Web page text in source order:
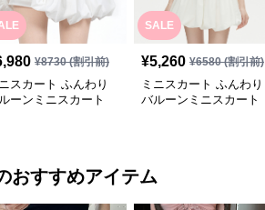
¥8730(割引前)
スカート ふんわり
ーンミニスカート
SALE
¥5,260 ¥6580(割引前)
ミニスカート ふんわり
バルーンミニスカート
おすすめアイテム